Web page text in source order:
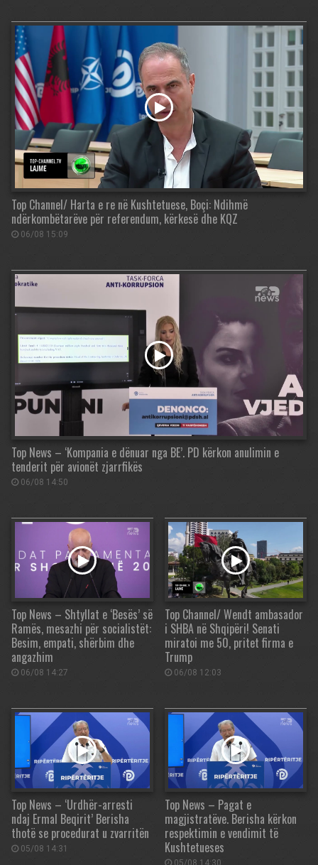
Top Channel/ Harta e re në Kushtetuese, Boçi: Ndihmë
ndërkombëtarëve për referendum, kërkesë dhe KQZ
06/08 15:09
Top News – ‘Kompania e dënuar nga BE’. PD kërkon anulimin e
tenderit për avionët zjarrfikës
06/08 14:50
Top News – Shtyllat e ‘Besës’ së
Ramës, mesazhi për socialistët:
Besim, empati, shërbim dhe
angazhim
06/08 14:27
Top Channel/ Wendt ambasador
i SHBA në Shqipëri! Senati
miratoi me 50, pritet firma e
Trump
06/08 12:03
Top News – ‘Urdhër-arresti
ndaj Ermal Beqirit’ Berisha
thotë se procedurat u zvarritën
05/08 14:31
Top News – Pagat e
magjistratëve. Berisha kërkon
respektimin e vendimit të
Kushtetueses
05/08 14:30